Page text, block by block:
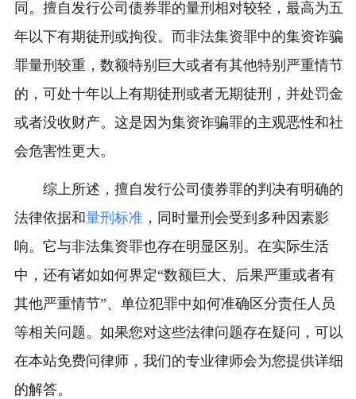
同。擅自发行公司债券罪的量刑相对较轻，最高为五
年以下有期徒刑或拘役。而非法集资罪中的集资诈骗
罪量刑较重，数额特别巨大或者有其他特别严重情节
的，可处十年以上有期徒刑或者无期徒刑，并处罚金
或者没收财产。这是因为集资诈骗罪的主观恶性和社
会危害性更大。
综上所述，擅自发行公司债券罪的判决有明确的
法律依据和量刑标准，同时量刑会受到多种因素影
响。它与非法集资罪也存在明显区别。在实际生活
中，还有诸如如何界定“数额巨大、后果严重或者有
其他严重情节”、单位犯罪中如何准确区分责任人员
等相关问题。如果您对这些法律问题存在疑问，可以
在本站免费问律师，我们的专业律师会为您提供详细
的解答。